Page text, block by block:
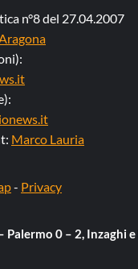
n°8 del 27.04.2007
Marco Lauria
- Privacy
Palermo 0 – 2, Inzaghi